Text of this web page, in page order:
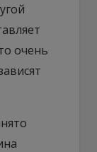
очень